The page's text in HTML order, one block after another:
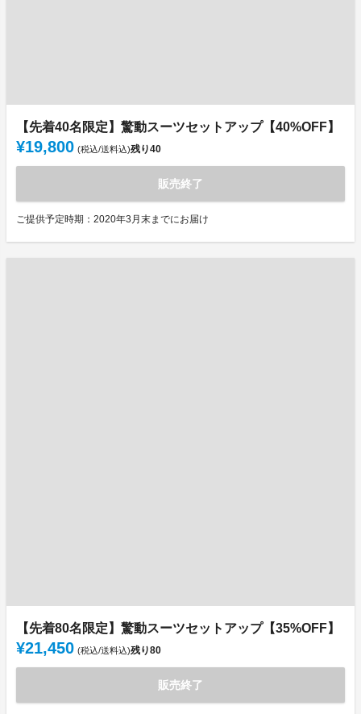
【先着40名限定】驚動スーツセットアップ【40%OFF】
¥19,800 (税込/送料込)残り40
販売終了
ご提供予定時期：2020年3月末までにお届け
【先着80名限定】驚動スーツセットアップ【35%OFF】
¥21,450 (税込/送料込)残り80
販売終了